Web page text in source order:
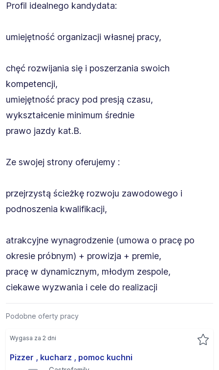
Profil idealnego kandydata:
umiejętność organizacji własnej pracy,
chęć rozwijania się i poszerzania swoich
kompetencji,
umiejętność pracy pod presją czasu,
wykształcenie minimum średnie
prawo jazdy kat.B.
Ze swojej strony oferujemy :
przejrzystą ścieżkę rozwoju zawodowego i
podnoszenia kwalifikacji,
atrakcyjne wynagrodzenie (umowa o pracę po
okresie próbnym) + prowizja + premie,
pracę w dynamicznym, młodym zespole,
ciekawe wyzwania i cele do realizacji
Podobne oferty pracy
Pizzer , kucharz , pomoc kuchni
Wygasa za 2 dni